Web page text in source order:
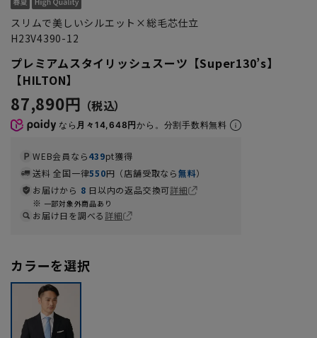
スリムで美しいシルエット×総毛芯仕立
H23V4390-12
プレミアムスタイリッシュスーツ【Super130’s】
【HILTON】
87,890円
なら 月々14,648円から。分割手数料無料
WEB会員なら439pt獲得
送料 全国一律550円（店舗受取なら無料）
お届けから 8 日以内の返品交換可詳細
一部対象外商品あり
お届け日を調べる詳細
カラーを選択